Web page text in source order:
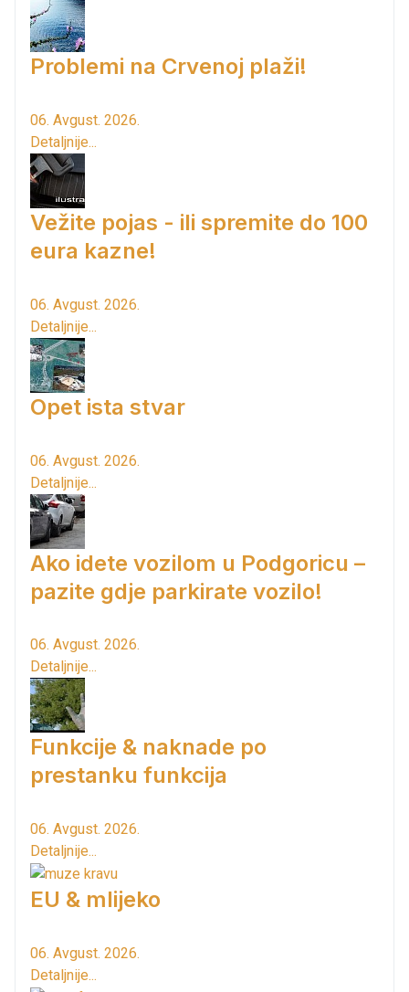
Problemi na Crvenoj plaži!
06. Avgust. 2026.
Detaljnije...
Vežite pojas - ili spremite do 100
eura kazne!
06. Avgust. 2026.
Detaljnije...
Opet ista stvar
06. Avgust. 2026.
Detaljnije...
Ako idete vozilom u Podgoricu –
pazite gdje parkirate vozilo!
06. Avgust. 2026.
Detaljnije...
Funkcije & naknade po
prestanku funkcija
06. Avgust. 2026.
Detaljnije...
EU & mlijeko
06. Avgust. 2026.
Detaljnije...